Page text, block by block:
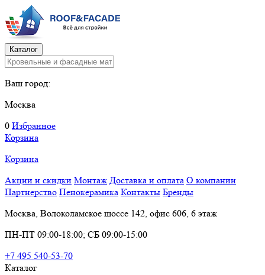
Каталог
Ваш город:
Москва
0 Избранное
Корзина
Корзина
Акции и скидки Монтаж Доставка и оплата О компании
Партнерство Пенокерамика Контакты Бренды
Москва, Волоколамское шоссе 142, офис 606, 6 этаж
ПН-ПТ 09:00-18:00; СБ 09:00-15:00
+7 495 540-53-70
Каталог